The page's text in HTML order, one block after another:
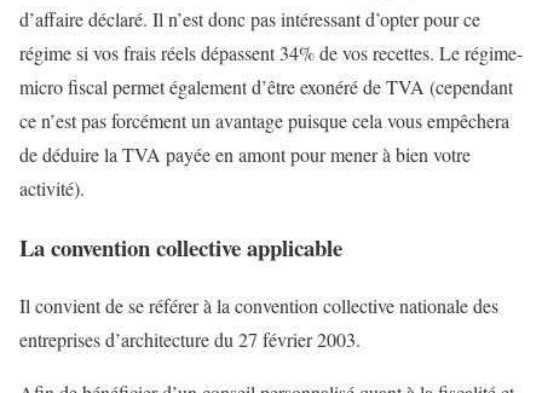
d’affaire déclaré. Il n’est donc pas intéressant d’opter pour ce
régime si vos frais réels dépassent 34% de vos recettes. Le régime-
micro fiscal permet également d’être exonéré de TVA (cependant
ce n’est pas forcément un avantage puisque cela vous empêchera
de déduire la TVA payée en amont pour mener à bien votre
activité).
La convention collective applicable
Il convient de se référer à la convention collective nationale des
entreprises d’architecture du 27 février 2003.